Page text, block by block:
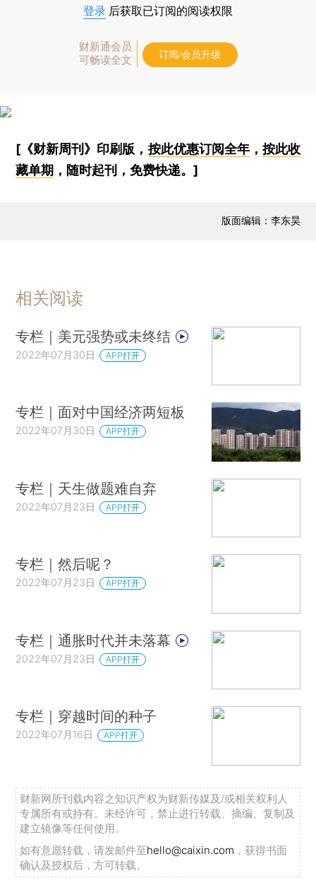
登录 后获取已订阅的阅读权限
财新通会员
可畅读全文
订阅/会员升级
[《财新周刊》印刷版， 按此优惠订阅全年， 按此收
藏单期 ，随时起刊，免费快递。]
版面编辑：李东昊
相关阅读
专栏｜美元强势或未终结
2022年07月30日 APP打开
专栏｜面对中国经济两短板
2022年07月30日 APP打开
专栏｜天生做题难自弃
2022年07月23日 APP打开
专栏｜然后呢？
2022年07月23日 APP打开
专栏｜通胀时代并未落幕
2022年07月23日 APP打开
专栏｜穿越时间的种子
2022年07月16日 APP打开
财新网所刊载内容之知识产权为财新传媒及/或相关权利人
专属所有或持有。未经许可，禁止进行转载、摘编、复制及
建立镜像等任何使用。
如有意愿转载，请发邮件至hello@caixin.com ，获得书面
确认及授权后，方可转载。